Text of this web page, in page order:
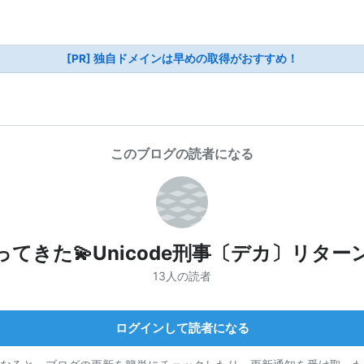
[PR] 独自ドメインは早めの取得がおすすめ！
このブログの読者になる
てきた💫Unicode刑事〔デカ〕リター
13人の読者
ログインして読者になる